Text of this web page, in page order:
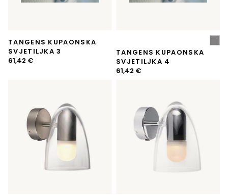
TANGENS KUPAONSKA
SVJETILJKA 3
61,42 €
TANGENS KUPAONSKA
SVJETILJKA 4
61,42 €